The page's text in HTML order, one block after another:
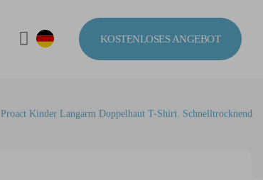
KOSTENLOSES ANGEBOT
Proact Kinder Langarm Doppelhaut T-Shirt. Schnelltrocknend